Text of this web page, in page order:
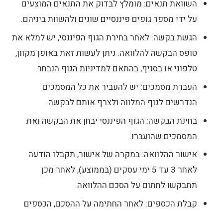
השוואת תנאים: מומלץ לבדוק את התנאים המוצעים
על ידי מספר גופים פיננסיים שונים ולהשוות ביניהם.
הגשת בקשה: לאחר בחירת הגוף הפיננסי, יש למלא את
טופס הבקשה להלוואה. ניתן לעשות זאת באופן מקוון,
טלפוני או בסניף, בהתאם למדיניות הגוף הנבחר.
העברת מסמכים: יש להעביר את כל המסמכים
הנדרשים לגוף המלווה ולצרף אותם לבקשה.
בחינת הבקשה: הגוף הפיננסי יבחן את הבקשה ואת
המסמכים שהועברו.
אישור ההלוואה: במקרה של אישור, תקבלו הודעה
לאחר 3 עד 5 ימי עסקים (בממוצע), לאחר מכן
תתבקשו לחתום על הסכם ההלוואה.
קבלת הכספים: לאחר החתימה על ההסכם, הכספים